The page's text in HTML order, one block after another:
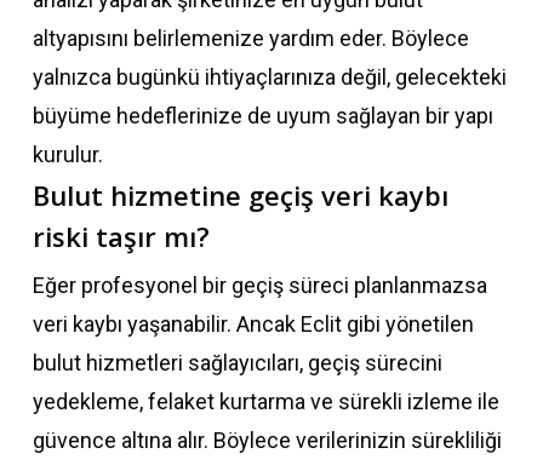
altyapısını belirlemenize yardım eder. Böylece
yalnızca bugünkü ihtiyaçlarınıza değil, gelecekteki
büyüme hedeflerinize de uyum sağlayan bir yapı
kurulur.
Bulut hizmetine geçiş veri kaybı
riski taşır mı?
Eğer profesyonel bir geçiş süreci planlanmazsa
veri kaybı yaşanabilir. Ancak Eclit gibi yönetilen
bulut hizmetleri sağlayıcıları, geçiş sürecini
yedekleme, felaket kurtarma ve sürekli izleme ile
güvence altına alır. Böylece verilerinizin sürekliliği